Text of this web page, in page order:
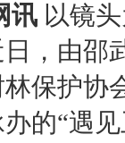
讯 以镜
，由邵
保护协
的“遇